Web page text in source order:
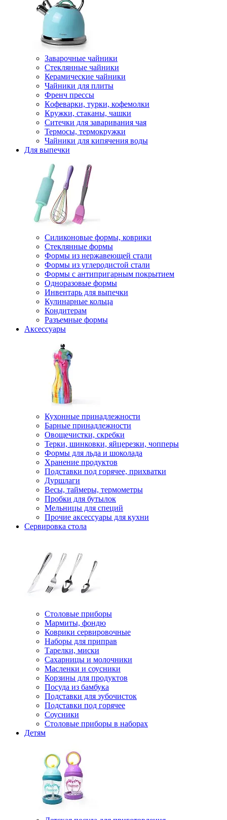
Заварочные чайники
Стеклянные чайники
Керамические чайники
Чайники для плиты
Френч прессы
Кофеварки, турки, кофемолки
Кружки, стаканы, чашки
Ситечки для заваривания чая
Термосы, термокружки
Чайники для кипячения воды
Для выпечки
Силиконовые формы, коврики
Стеклянные формы
Формы из нержавеющей стали
Формы из углеродистой стали
Формы с антипригарным покрытием
Одноразовые формы
Инвентарь для выпечки
Кулинарные кольца
Кондитерам
Разъемные формы
Аксессуары
Кухонные принадлежности
Барные принадлежности
Овощечистки, скребки
Терки, шинковки, яйцерезки, чопперы
Формы для льда и шоколада
Хранение продуктов
Подставки под горячее, прихватки
Дуршлаги
Весы, таймеры, термометры
Пробки для бутылок
Мельницы для специй
Прочие аксессуары для кухни
Сервировка стола
Столовые приборы
Мармиты, фондю
Коврики сервировочные
Наборы для приправ
Тарелки, миски
Сахарницы и молочники
Масленки и соусники
Корзины для продуктов
Посуда из бамбука
Подставки для зубочисток
Подставки под горячее
Соусники
Столовые приборы в наборах
Детям